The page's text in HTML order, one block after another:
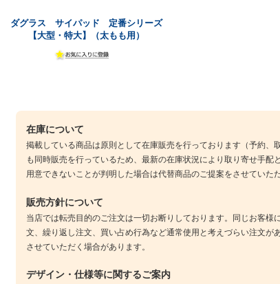
ダグラス サイパッド 定番シリーズ
【大型・特大】（太もも用）
在庫について
掲載している商品は原則として在庫販売を行っております（予約、
も同時販売を行っているため、最新の在庫状況により取り寄せ手
用意できないことが判明した場合は代替商品のご提案をさせていた
販売方針について
当店では転売目的のご注文は一切お断りしております。同じお客様
文、繰り返し注文、買い占め行為など通常使用と考えづらい注文が
させていただく場合があります。
デザイン・仕様等に関するご案内